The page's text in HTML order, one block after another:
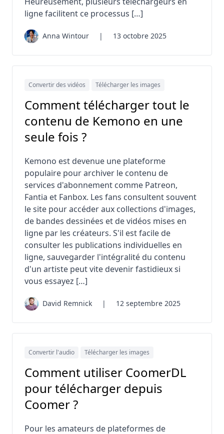
ligne facilitent ce processus […]
Anna Wintour | 13 octobre 2025
Convertir des vidéos Télécharger les images
Comment télécharger tout le
contenu de Kemono en une
seule fois ?
Kemono est devenue une plateforme
populaire pour archiver le contenu de
services d'abonnement comme Patreon,
Fantia et Fanbox. Les fans consultent souvent
le site pour accéder aux collections d'images,
de bandes dessinées et de vidéos mises en
ligne par les créateurs. S'il est facile de
consulter les publications individuelles en
ligne, sauvegarder l'intégralité du contenu
d'un artiste peut vite devenir fastidieux si
vous essayez […]
David Remnick | 12 septembre 2025
Convertir l'audio Télécharger les images
Comment utiliser CoomerDL
pour télécharger depuis
Coomer ?
Pour les amateurs de plateformes de